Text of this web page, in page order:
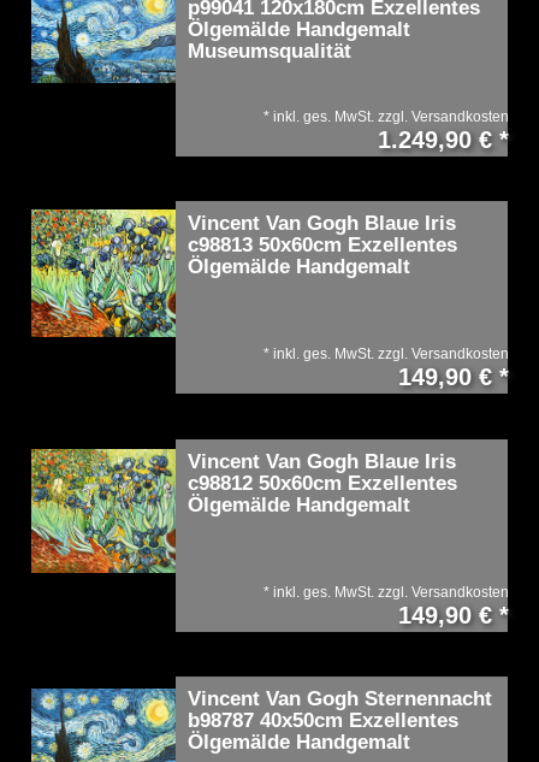
p99041 120x180cm Exzellentes
Ölgemälde Handgemalt
Museumsqualität
1.249,90 € *
* inkl. ges. MwSt. zzgl. Versandkosten
Vincent Van Gogh Blaue Iris
c98813 50x60cm Exzellentes
Ölgemälde Handgemalt
149,90 € *
* inkl. ges. MwSt. zzgl. Versandkosten
Vincent Van Gogh Blaue Iris
c98812 50x60cm Exzellentes
Ölgemälde Handgemalt
149,90 € *
* inkl. ges. MwSt. zzgl. Versandkosten
Vincent Van Gogh Sternennacht
b98787 40x50cm Exzellentes
Ölgemälde Handgemalt